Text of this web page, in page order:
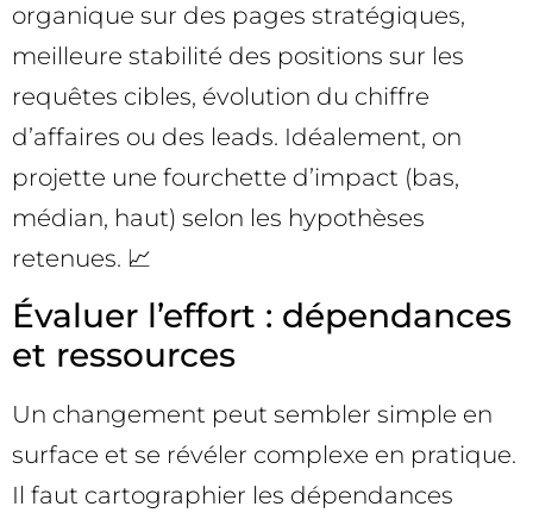
organique sur des pages stratégiques,
meilleure stabilité des positions sur les
requêtes cibles, évolution du chiffre
d’affaires ou des leads. Idéalement, on
projette une fourchette d’impact (bas,
médian, haut) selon les hypothèses
retenues. 📈
Évaluer l’effort : dépendances
et ressources
Un changement peut sembler simple en
surface et se révéler complexe en pratique.
Il faut cartographier les dépendances